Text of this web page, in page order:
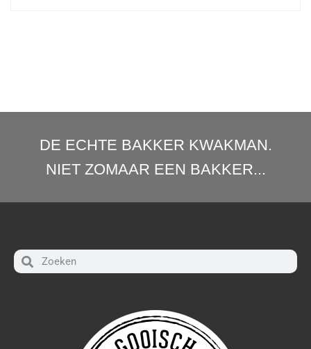
DE ECHTE BAKKER KWAKMAN.
NIET ZOMAAR EEN BAKKER...